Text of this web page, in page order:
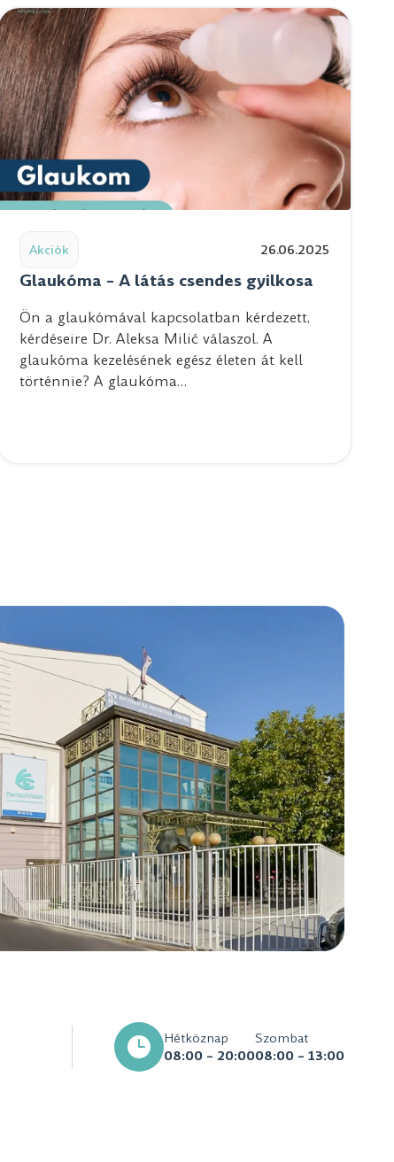
Akciók 26.06.2025
Glaukóma – A látás csendes gyilkosa
Ön a glaukómával kapcsolatban kérdezett,
kérdéseire Dr. Aleksa Milić válaszol. A
glaukóma kezelésének egész életen át kell
történnie? A glaukóma…
Hétköznap
08:00 – 20:00
Szombat
08:00 – 13:00